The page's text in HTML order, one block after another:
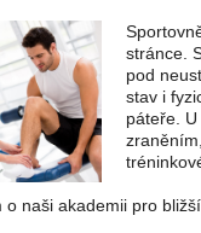
stránce.
pod
stav i
páteře.
o naši akademii pro